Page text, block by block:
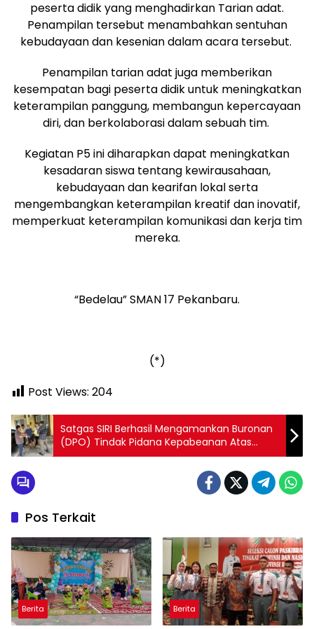
peserta didik yang menghadirkan Tarian adat.
Penampilan tersebut menambahkan sentuhan
kebudayaan dan kesenian dalam acara tersebut.
Penampilan tarian adat juga memberikan
kesempatan bagi peserta didik untuk meningkatkan
keterampilan panggung, membangun kepercayaan
diri, dan berkolaborasi dalam sebuah tim.
Kegiatan P5 ini diharapkan dapat meningkatkan
kesadaran siswa tentang kewirausahaan,
kebudayaan dan kearifan lokal serta
mengembangkan keterampilan kreatif dan inovatif,
memperkuat keterampilan komunikasi dan kerja tim
mereka.
“Bedelau” SMAN 17 Pekanbaru.
(*)
Post Views: 204
Satgas SIRI Berhasil Mengamankan Buronan
(DPO) Tindak Pidana Kepabeanan Atas
Nama Gaguk Sulistyo bin Seoyanto
Pos Terkait
Berita Berita